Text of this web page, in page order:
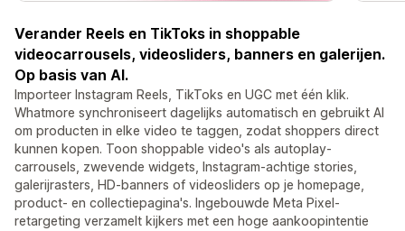
Verander Reels en TikToks in shoppable
videocarrousels, videosliders, banners en galerijen.
Op basis van AI.
Importeer Instagram Reels, TikToks en UGC met één klik.
Whatmore synchroniseert dagelijks automatisch en gebruikt AI
om producten in elke video te taggen, zodat shoppers direct
kunnen kopen. Toon shoppable video's als autoplay-
carrousels, zwevende widgets, Instagram-achtige stories,
galerijrasters, HD-banners of videosliders op je homepage,
product- en collectiepagina's. Ingebouwde Meta Pixel-
retargeting verzamelt kijkers met een hoge aankoopintentie